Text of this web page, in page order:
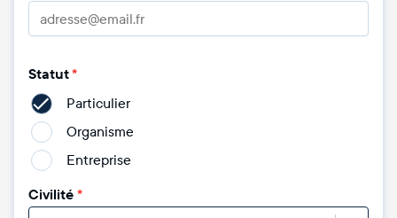
Statut*
Particulier
Organisme
Entreprise
Civilité*